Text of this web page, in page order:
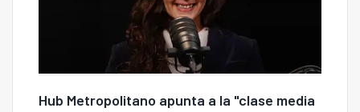
Hub Metropolitano apunta a la "clase media